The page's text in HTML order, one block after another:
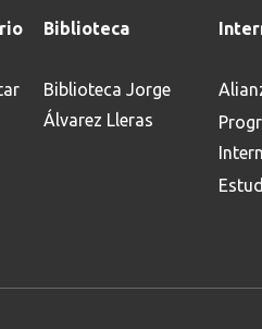
Biblioteca
Biblioteca Jorge
Álvarez Lleras